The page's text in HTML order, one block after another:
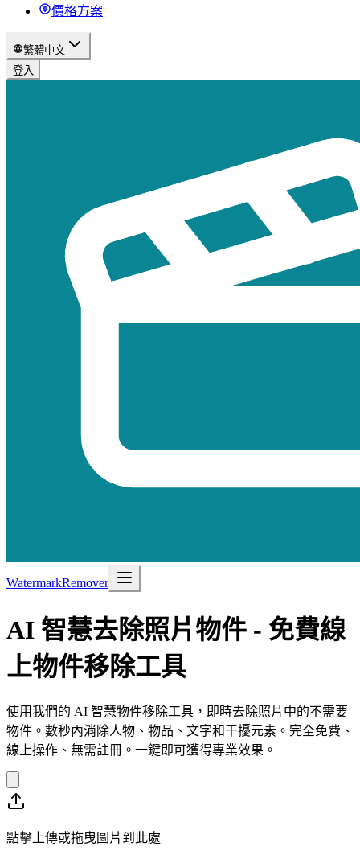
價格方案
繁體中文
登入
WatermarkRemover
AI 智慧去除照片物件 - 免費線
上物件移除工具
使用我們的 AI 智慧物件移除工具，即時去除照片中的不需要
物件。數秒內消除人物、物品、文字和干擾元素。完全免費、
線上操作、無需註冊。一鍵即可獲得專業效果。
點擊上傳或拖曳圖片到此處